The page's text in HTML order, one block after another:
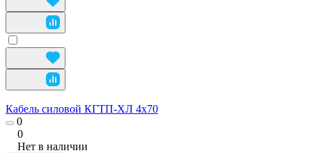
Кабель силовой КГТП-ХЛ 4х70
0
0
Нет в наличии